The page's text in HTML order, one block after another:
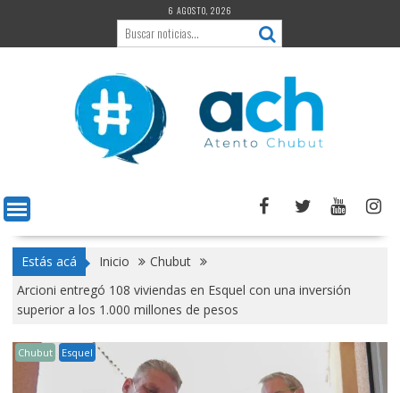
contenido
6 AGOSTO, 2026
Estás acá Inicio
Chubut
Arcioni entregó 108 viviendas en Esquel con una inversión
superior a los 1.000 millones de pesos
Chubut Esquel